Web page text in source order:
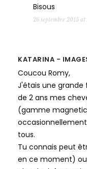
Bisous
26 septembre 2015
KATARINA -
Coucou Romy,
J'étais une grande
de 2 ans mes
(gamme
tous.
Tu connais peut
en ce moment)